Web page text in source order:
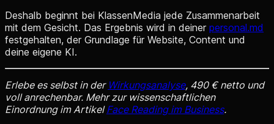
Deshalb beginnt bei KlassenMedia jede Zusammenarbeit
mit dem Gesicht. Das Ergebnis wird in deiner personal.md
festgehalten, der Grundlage für Website, Content und
deine eigene KI.
Erlebe es selbst in der Wirkungsanalyse, 490 € netto und
voll anrechenbar. Mehr zur wissenschaftlichen
Einordnung im ArtikelFace Reading im Business.